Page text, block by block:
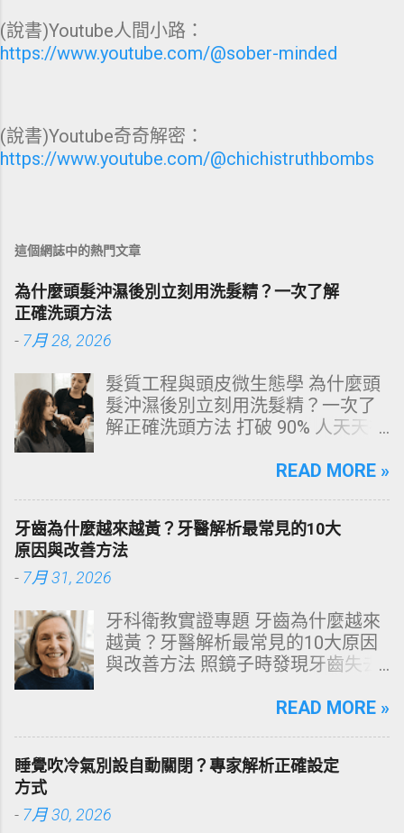
(說書)Youtube人間小路：
https://www.youtube.com/@sober-minded
(說書)Youtube奇奇解密：
https://www.youtube.com/@chichistruthbombs
這個網誌中的熱門文章
為什麼頭髮沖濕後別立刻用洗髮精？一次了解
正確洗頭方法
- 7月 28, 2026
髮質工程與頭皮微生態學 為什麼頭
髮沖濕後別立刻用洗髮精？一次了
解正確洗頭方法 打破 90% 人天天在
構化思維，拆解頭皮清潔的物理與
康髮質。 💡 理性思維考題：你是否
天天洗頭，頭皮卻依然半天就出
油、發癢，甚至掉髮嚴重？ 絕大多
數人的頭皮問題，並不是洗髮精買
了」。當你蓮蓬頭剛淋濕頭髮，下
一秒就把濃縮洗髮精直接抹在頭皮
上時，你已經親手觸發了一連串破
過嚴密的邏輯分析，為你解構正確
快速導覽目錄 一、 盲點剖析：沖濕
立刻塗洗髮精，為何是毀髮災難？
Wash）」的物理學與生物學底層邏
READ MORE »
牙齒為什麼越來越黃？牙醫解析最常見的10大
原因與改善方法
- 7月 31, 2026
牙科衛教實證專題 牙齒為什麼越來
越黃？牙醫解析最常見的10大原因
與改善方法 照鏡子時發現牙齒失去
文由專業牙科思維出發，深度剖析
源性染色成因，並提供精準有效的
改善與美白對策。 📋 文章快速導覽
琺瑯質與象牙質 二、 牙齒變黃的10
READ MORE »
睡覺吹冷氣別設自動關閉？專家解析正確設定
方式
- 7月 30, 2026